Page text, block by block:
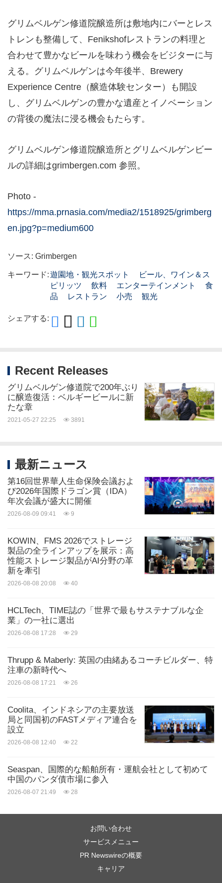
グリムベルゲン修道院醸造所は敷地内にバーとレス
トレンも整備して、Fenikshofレストランの料理と
合わせて豊かなビールを味わう機会をビジターに与
える。グリムベルゲンは今年後半、Brewery
Experience Centre（醸造体験センター）も開設
し、グリムベルゲンの豊かな遺産とイノベーション
の背後の魔法に浸る機会もたらす。
グリムベルゲン修道院醸造所とグリムベルゲンビー
ルの詳細はgrimbergen.com 参照。
Photo -
https://mma.prnasia.com/media2/1518925/grimberg
en.jpg?p=medium600
ソース: Grimbergen
キーワード:遊園地・観光スポット
ビール、ワイン＆ス
ピリッツ
飲料 エンターテインメント
食
品
レストラン 小売 観光
シェアする:
Recent Releases
グリムベルゲン修道院で200年ぶり
に醸造復活：ベルギービールに新
たな章
2021-05-27 22:25 3891
最新ニュース
第16回世界華人生命保険会議およ
び2026年国際ドラゴン賞（IDA）
年次会議が盛大に開催
2026-08-09 09:41 9
KOWIN、FMS 2026でストレージ
製品の全ラインアップを展示：高
性能ストレージ製品がAI分野の革
新を牽引
2026-08-08 20:08 40
HCLTech、TIME誌の「世界で最もサステナブルな企
業」の一社に選出
2026-08-08 17:28 29
Thrupp & Maberly: 英国の由緒あるコーチビルダー、特
注車の新時代へ
2026-08-08 17:21 26
Coolita、インドネシアの主要放送
局と同国初のFASTメディア連合を
設立
2026-08-08 12:40 22
Seaspan、国際的な船舶所有・運航会社として初めて
中国のパンダ債市場に参入
2026-08-07 21:49 28
お問い合わせ
サービスメニュー
PR Newswireの概要
キャリア